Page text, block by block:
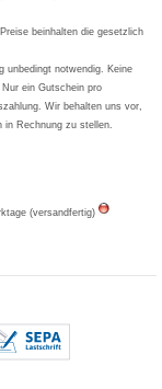
beinhalten die gesetzlich
unbedingt notwendig. Keine
ein Gutschein pro
Wir behalten uns vor,
in Rechnung zu stellen.
(versandfertig)